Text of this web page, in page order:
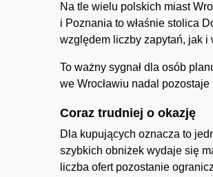
Na tle wielu polskich miast
i Poznania to właśnie stolica
względem liczby zapytań, jak i
To ważny sygnał dla osób
we Wrocławiu nadal
Coraz trudniej o okazję
Dla kupujących oznacza to
szybkich obniżek wydaje się
liczba ofert pozostanie